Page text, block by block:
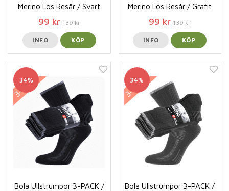
Merino Lös Resår / Svart
99 kr 139 kr
INFO KÖP
Merino Lös Resår / Grafit
99 kr 139 kr
INFO KÖP
34%
Bola Ullstrumpor 3-PACK /
34%
Bola Ullstrumpor 3-PACK /